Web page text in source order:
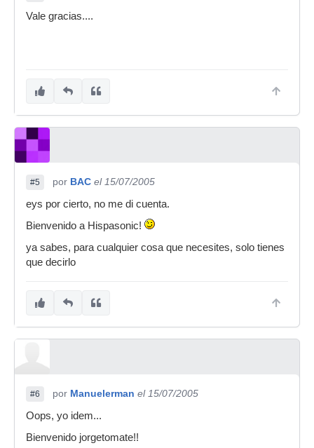
Vale gracias....
#5 por BAC el 15/07/2005
eys por cierto, no me di cuenta.
Bienvenido a Hispasonic!
ya sabes, para cualquier cosa que necesites, solo tienes
que decirlo
#6 por Manuelerman el 15/07/2005
Oops, yo idem...
Bienvenido jorgetomate!!